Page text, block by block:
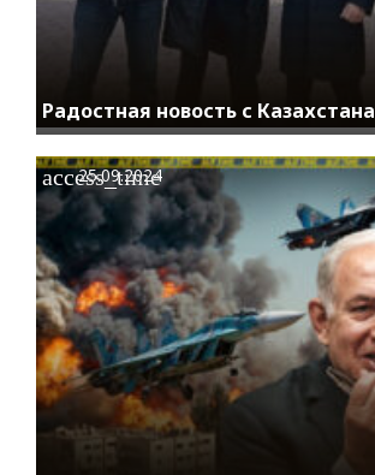
Радостная новость с Казахстана
access_time
25.09.2024